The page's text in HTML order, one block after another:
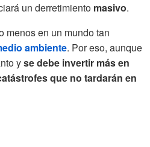
un derretimiento masivo.
menos en un mundo tan
ambiente. Por eso, aunque
yse debe invertir más en
que no tardarán en